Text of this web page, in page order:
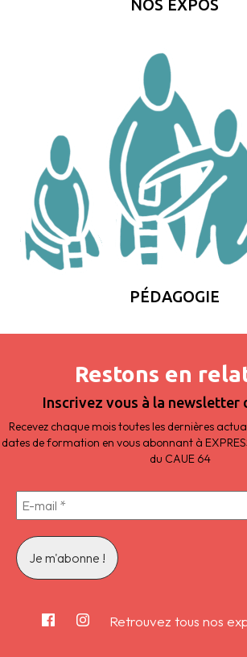
NOS EXPOS
PÉDAGOGIE
Restons en
Inscrivez vous à la newsletter
Recevez chaque mois toutes les dernières
dates de formation en vous abonnant à
du CAUE 64
Retrouvez tous nos